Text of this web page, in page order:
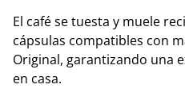
El café se tuesta y muele
cápsulas compatibles con
Original, garantizando una
en casa.